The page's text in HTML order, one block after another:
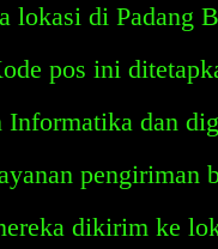
lokasi di Padang
pos ini
dan
pengiriman
dikirim ke